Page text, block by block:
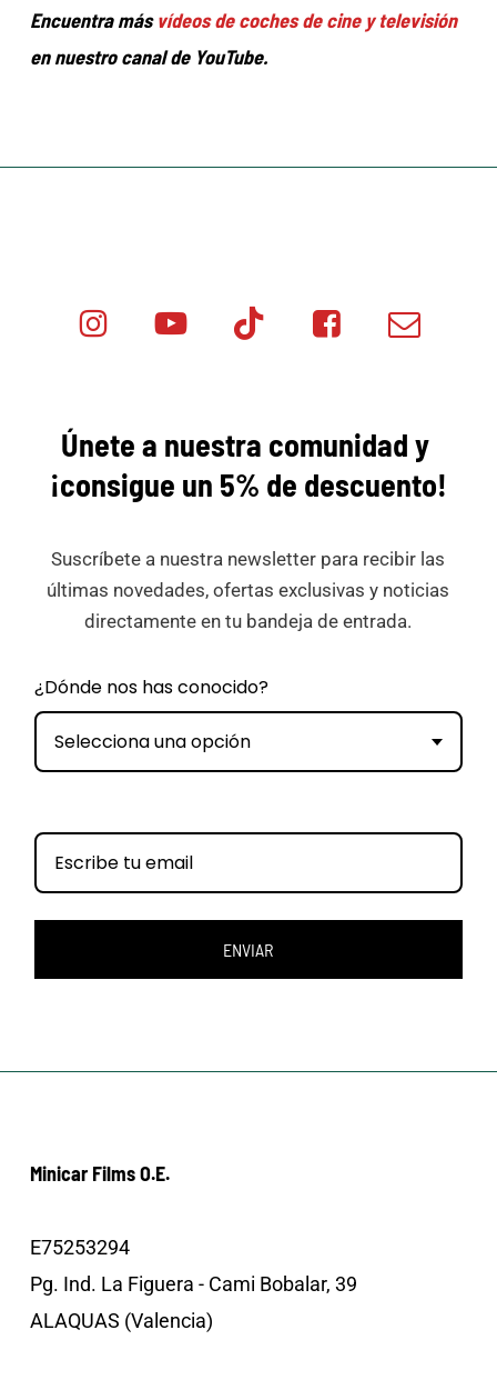
Encuentra másvídeos de coches de cine y televisión
en nuestro canal de YouTube.
Minicar Tok
Minicar Minicar
Únete a nuestra comunidad y
¡consigue un 5% de descuento!
Suscríbete a nuestra newsletter para recibir las
últimas novedades, ofertas exclusivas y noticias
directamente en tu bandeja de entrada.
¿Dónde nos has conocido?
Selecciona una opción
ENVIAR
Minicar Films O.E.
E75253294
Pg. Ind. La Figuera - Cami Bobalar, 39
ALAQUAS (Valencia)